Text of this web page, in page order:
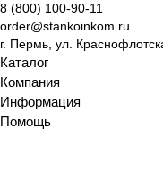
8 (800) 100-90-11
order@stankoinkom.ru
г. Пермь, ул.
Каталог
Компания
Информация
Помощь